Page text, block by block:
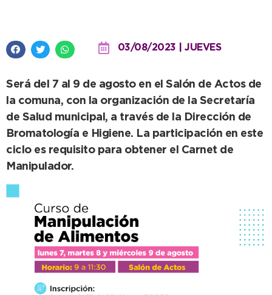
03/08/2023 | JUEVES
Será del 7 al 9 de agosto en el Salón de Actos de
la comuna, con la organización de la Secretaría
de Salud municipal, a través de la Dirección de
Bromatología e Higiene. La participación en este
ciclo es requisito para obtener el Carnet de
Manipulador.